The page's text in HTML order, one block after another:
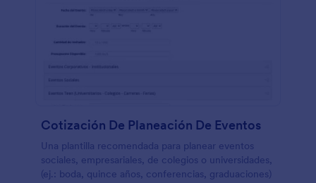
Cotización De Planeación De Eventos
Una plantilla recomendada para planear eventos
sociales, empresariales, de colegios o universidades,
(ej.: boda, quince años, conferencias, graduaciones)